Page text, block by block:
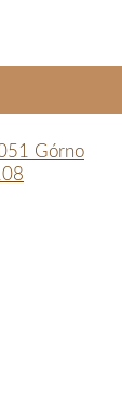
Górno